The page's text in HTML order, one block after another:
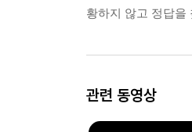
황하지 않고 정답을
관련 동영상